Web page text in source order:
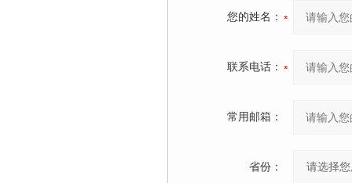
您的姓名：
联系电话：
常用邮箱：
省份：